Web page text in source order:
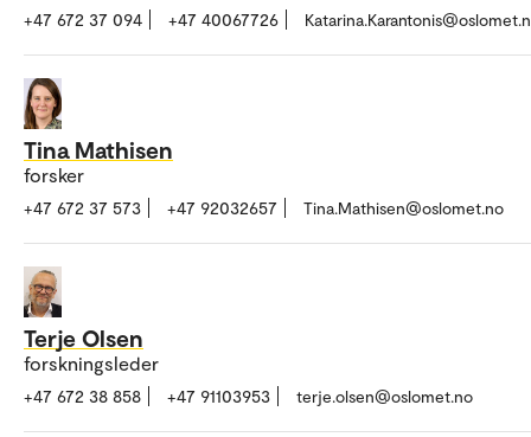
+47 672 37 094 +47 40067726
Tina Mathisen
forsker
+47 672 37 573 +47 92032657 Tina.Mathisen@oslomet.no
Terje Olsen
forskningsleder
+47 672 38 858 +47 91103953 terje.olsen@oslomet.no